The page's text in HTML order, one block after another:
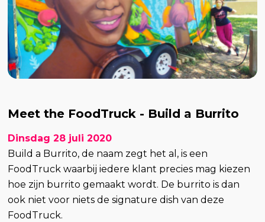
Meet the FoodTruck - Build a Burrito
Dinsdag 28 juli 2020
Build a Burrito, de naam zegt het al, is een
FoodTruck waarbij iedere klant precies mag kiezen
hoe zijn burrito gemaakt wordt. De burrito is dan
ook niet voor niets de signature dish van deze
FoodTruck.